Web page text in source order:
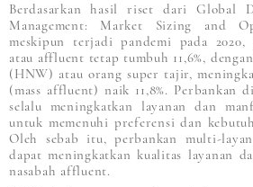
Berdasarkan hasil riset dari Global
Management: Market Sizing and
meskipun terjadi pandemi pada 2020,
atau affluent tetap tumbuh 11,6%,
(HNW) atau orang super tajir,
(mass affluent) naik 11,8%. Perbankan
selalu meningkatkan layanan dan
untuk memenuhi preferensi dan
Oleh sebab itu, perbankan multi-
dapat meningkatkan kualitas layanan
nasabah affluent.